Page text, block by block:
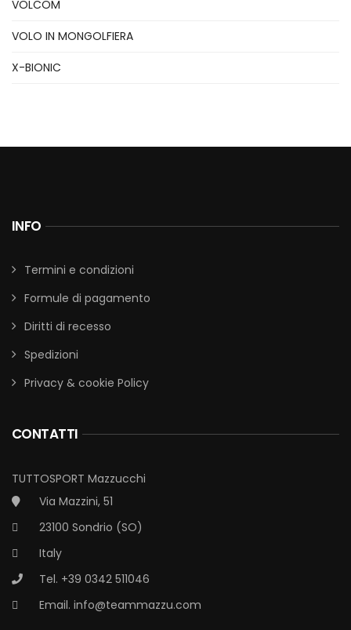
VOLCOM
VOLO IN MONGOLFIERA
X-BIONIC
INFO
Termini e condizioni
Formule di pagamento
Diritti di recesso
Spedizioni
Privacy & cookie Policy
CONTATTI
TUTTOSPORT Mazzucchi
Via Mazzini, 51
23100 Sondrio (SO)
Italy
Tel. +39 0342 511046
Email. info@teammazzu.com